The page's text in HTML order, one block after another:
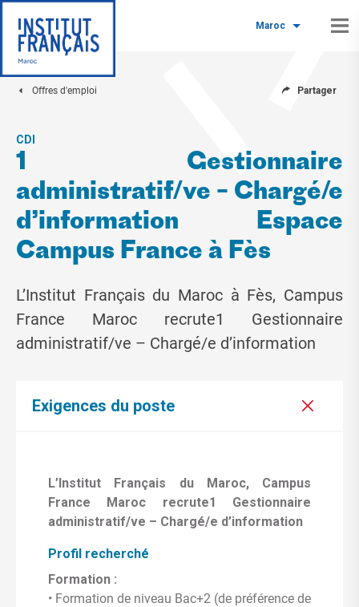
Maroc
Offres d'emploi Partager
CDI
1 Gestionnaire
administratif/ve – Chargé/e
d’information Espace
Campus France à Fès
L’Institut Français du Maroc à Fès, Campus
France Maroc recrute1 Gestionnaire
administratif/ve – Chargé/e d’information
Exigences du poste
L’Institut Français du Maroc, Campus
France Maroc recrute1 Gestionnaire
administratif/ve – Chargé/e d’information
Profil recherché
Formation :
• Formation de niveau Bac+2 (de préférence de